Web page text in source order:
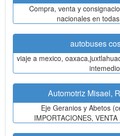
Compra, venta y
nacionales en
autobuses
viaje a mexico,
Automotriz Misael,
Eje Geranios y Abetos
IMPORTACIONES,